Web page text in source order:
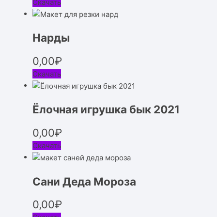
Скачать
Нарды
0,00₽
Скачать
Ёлочная игрушка бык 2021
0,00₽
Скачать
Сани Деда Мороза
0,00₽